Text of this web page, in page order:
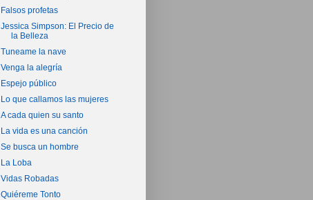
Falsos profetas
Jessica Simpson: El Precio de
la Belleza
Tuneame la nave
Venga la alegría
Espejo público
Lo que callamos las mujeres
A cada quien su santo
La vida es una canción
Se busca un hombre
La Loba
Vidas Robadas
Quiéreme Tonto